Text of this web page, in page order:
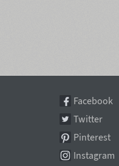
Facebook
Twitter
Pinterest
Instagram